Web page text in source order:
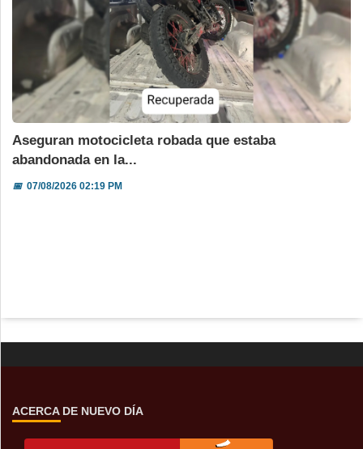
Aseguran motocicleta robada que estaba
abandonada en la...
📅07/08/2026 02:19 PM
ACERCA DE NUEVO DÍA